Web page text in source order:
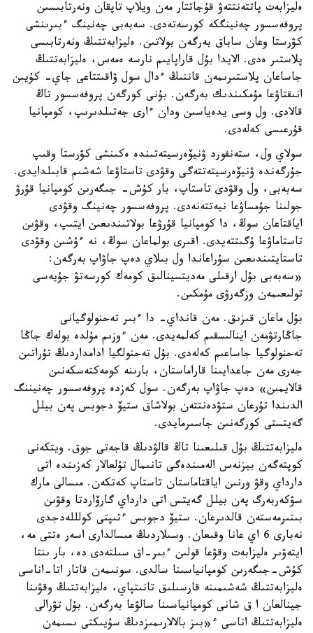
ەليزابەت پاتتەنتتەۋ قۇجاتتار مەن ويلاپ تاپقان ونەرتابىسىن
پروفەسسور چەنينگكە كورسەتەدى. سەبەبى چەنينگ ءبىرىنشى
كۋرستا وعان ساباق بەرگەن بولاتىن. ەليزابەتتىڭ ونەرتابىسى
پلاستىر ەدى. الايدا بۇل قاراپايىم نارسە ەمەس، ەليزابەتتىڭ
جاساعان پلاستىرىمەن قاننىڭ ءدال سول ۋاقىتتاعى جاي- كۇيىن
انىقتاۋعا مۇمكىندىك بەرگەن. بۇنى كورگەن پروفەسسور تاڭ
قالادى. ول وسى يدەياسىن ودان ءارى جەتىلدىرىپ، كومپانيا
قۇرعىسى كەلەدى.
سولاي ول، ستەنفورد ۋنيۆەرسيتەتىندە ەكىنشى كۋرستا وقىپ
جۇرگەندە ۋنيۆەرسيتەتتەگى وقۋدى تاستاۋعا شەشىم قابىلدايدى.
سەبەبى، ول وقۋدى تاستاپ، بار كۇش- جىگەرىن كومپانيا قۇرۋ
جولىنا جۇمساۋعا نيەتتەنەدى. پروفەسسور چەنينگ وقۋدى
اياقتاعان سوڭ، دا كومپانيا قۇرۋعا بولاتىندىعىن ايتىپ، وقۋىن
تاستاماۋعا ۇگىتتەيدى. اقىرى بولماعان سوڭ، نە ءۇشىن وقۋدى
تاستايتىندىعىن سۇراعاندا ول بىلاي دەپ جاۋاپ بەرگەن:
«سەبەبى بۇل ارقىلى مەديتسينالىق كومەك كورسەتۋ جۇيەسى
تولىعىمەن وزگەرۋى مۇمكىن.
بۇل ماعان قىزىق. مەن قانداي- دا ءبىر تەحنولوگيانى
جاڭارتۋمەن اينالىسقىم كەلمەيدى. مەن ءوزىم مۇلدە بولەك جاڭا
تەحنولوگيا جاساعىم كەلەدى. بۇل تەحنولگيا ادامداردىڭ تۇراتىن
جەرى مەن جاعدايىنا قاراماستان، بارىنە كومەكتەسكەنىن
قالايمىن» دەپ جاۋاپ بەرگەن. سول كەزدە پروفەسسور چەنيننگ
الدىندا تۇرعان ستۋدەنتتەن بولاشاق ستيۆ دجوبس پەن بيلل
گەيتستى كورگەنىن جاسىرمايدى.
ەليزابەتتىڭ بۇل قىلىعىنا تاڭ قالۋدىڭ قاجەتى جوق. ويتكەنى
كوپتەگەن بيزنەس الەمىندەگى تانىمال تۇلعالار كەزىندە اتى
دارداي وقۋ ورنىن اياقتاماستان تاستاپ كەتكەن. مىسالى مارك
سۋكەربەرگ پەن بيلل گەيتس اتى دارداي گارۆاردتا وقۋىن
بىتىرمەستەن قالدىرعان. ستيۆ دجوبس ءتىپتى كولللەدجدى
نەبارى 6 اي عانا وقىعان. وسىلاردىڭ مىسالدارى اسەر ەتتى مە،
ايتەۋىر ەليزابەت وقۋعا قولىن ءبىر-اق سىلتەدى دە، بار ىنتا
كۇش-جىگەرىن كومپانياسىنا سالدى. سونىمەن قاتار اتا-اناسى
ەليزابەتتىڭ شەشىمىنە قارسىلىق تانىتپاي، ەليزابەتتىڭ وقۋىنا
جينالعان ا ق شانى كومپانياسىنا سالۋعا بەرگەن. بۇل تۋرالى
ەليزابەتتىڭ اناسى ء«بىز بالالارىمىزدىڭ سۇيىكتى ىسىمەن